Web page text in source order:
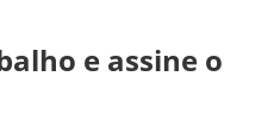
e assine o